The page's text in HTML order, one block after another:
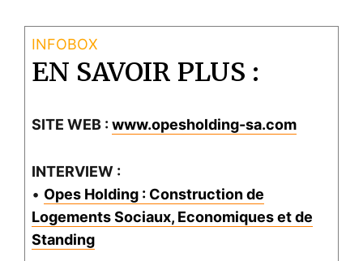
EN SAVOIR PLUS :
SITE WEB : www.opesholding-sa.com
INTERVIEW :
• Opes Holding : Construction de
Logements Sociaux, Economiques et de
Standing